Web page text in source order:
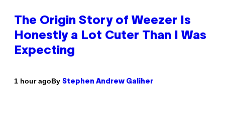
The Origin Story of Weezer Is
Honestly a Lot Cuter Than I Was
Expecting
1 hour agoBy Stephen Andrew Galiher